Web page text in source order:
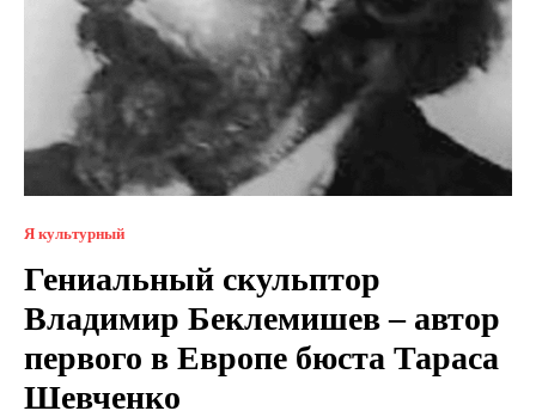
Я культурный
Гениальный скульптор
Владимир Беклемишев – автор
первого в Европе бюста Тараса
Шевченко